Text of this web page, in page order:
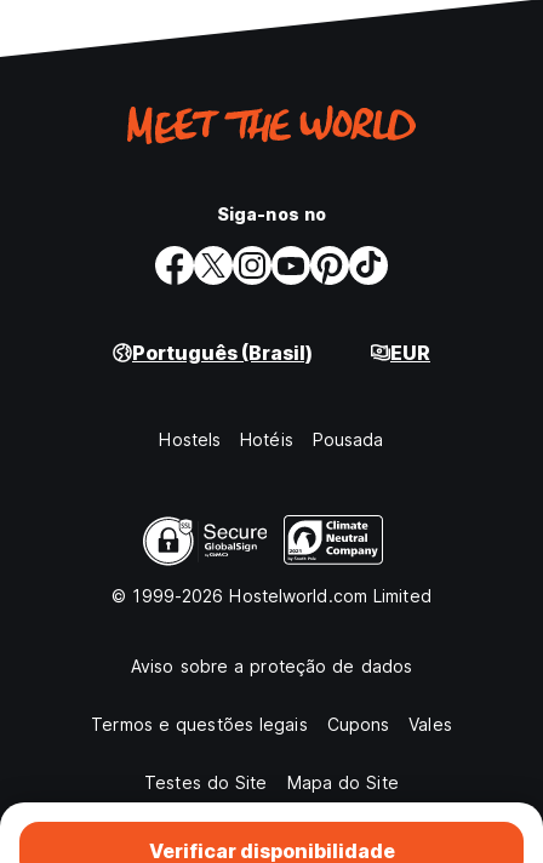
Verificar disponibilidade
Siga-nos no
Português (Brasil) EUR
Hostels Hotéis Pousada
© 1999-2026 Hostelworld.com Limited
Aviso sobre a proteção de dados
Termos e questões legais Cupons Vales
Testes do Site Mapa do Site